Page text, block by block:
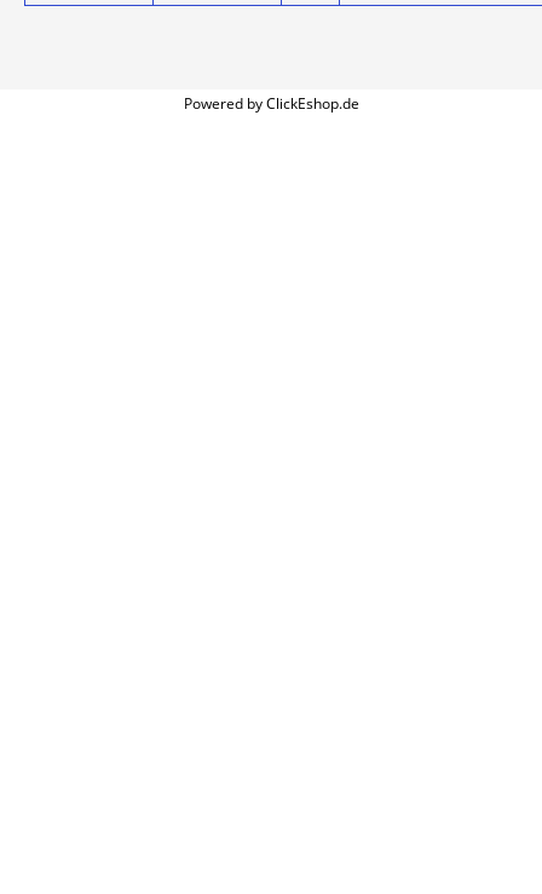
Powered by ClickEshop.de